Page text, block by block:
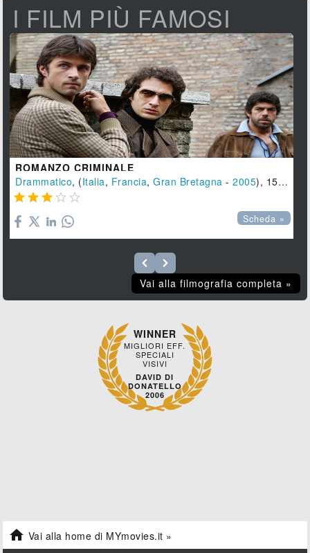
I FILM PIÙ FAMOSI
ROMANZO CRIMINALE
Drammatico, (Italia, Francia,Gran Bretagna -2005), 152 min.
    
Scheda »
Vai alla filmografia completa »
WINNER
MIGLIORI EFF.
SPECIALI
VISIVI
DAVID DI
DONATELLO
2006
 Vai alla home di MYmovies.it »